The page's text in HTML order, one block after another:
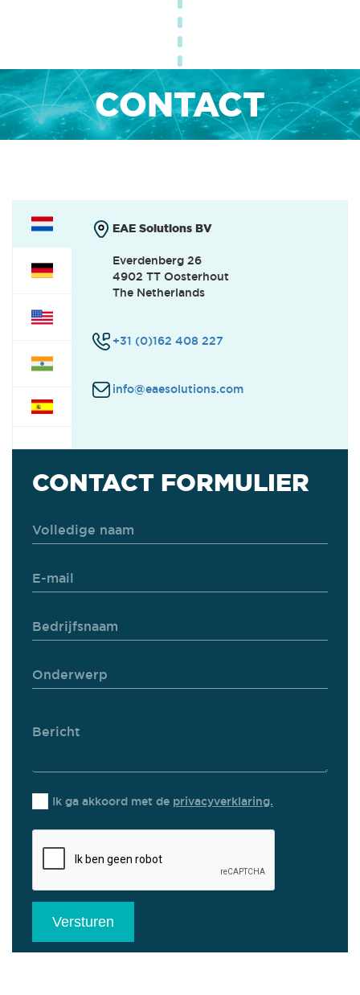
CONTACT
EAE Solutions BV
Everdenberg 26
4902 TT Oosterhout
The Netherlands
+31 (0)162 408 227
info@eaesolutions.com
CONTACT FORMULIER
Ik ga akkoord met de privacyverklaring.
Versturen